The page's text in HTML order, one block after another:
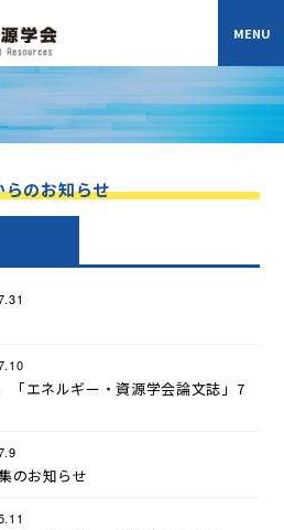
らのお知らせ
「エネルギー・資源学会論文誌」7
のお知らせ